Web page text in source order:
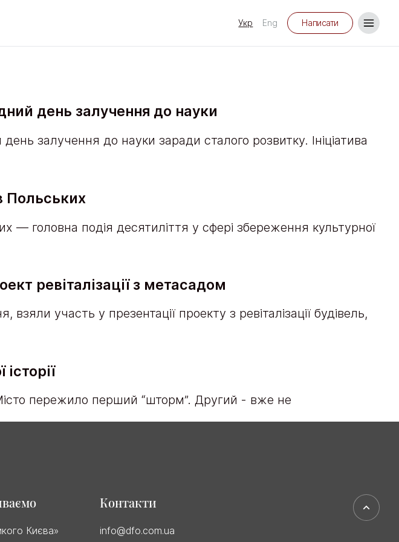
Укр Eng Написати
день залучення до науки
залучення до науки заради сталого розвитку. Ініціатива
Польських
— головна подія десятиліття у сфері збереження культурної
ревіталізації з метасадом
участь у презентації проекту з ревіталізації будівель,
пережило перший “шторм”. Другий - вже не
Києва»
Контакти
info@dfo.com.ua